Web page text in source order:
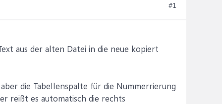
#1
aus der alten Datei in die neue kopiert
die Tabellenspalte für die Nummerrierung
reißt es automatisch die rechts